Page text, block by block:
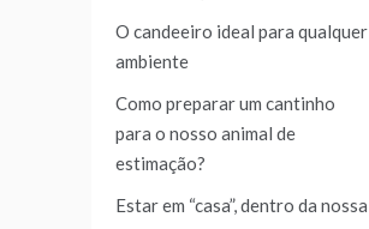
O candeeiro ideal para qualquer
ambiente
Como preparar um cantinho
para o nosso animal de
estimação?
Estar em “casa”, dentro da nossa